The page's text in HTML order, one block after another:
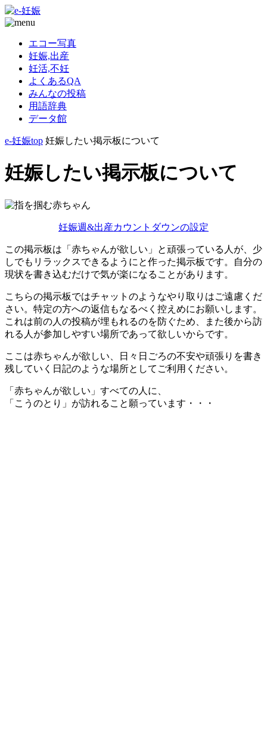
エコー写真
妊娠,出産
妊活,不妊
よくあるQA
みんなの投稿
用語辞典
データ館
e-妊娠top 妊娠したい掲示板について
妊娠したい掲示板について
妊娠週&出産カウントダウンの設定
この掲示板は「赤ちゃんが欲しい」と頑張っている人が、少
しでもリラックスできるようにと作った掲示板です。自分の
現状を書き込むだけで気が楽になることがあります。
こちらの掲示板ではチャットのようなやり取りはご遠慮くだ
さい。特定の方への返信もなるべく控えめにお願いします。
これは前の人の投稿が埋もれるのを防ぐため、また後から訪
れる人が参加しやすい場所であって欲しいからです。
ここは赤ちゃんが欲しい、日々日ごろの不安や頑張りを書き
残していく日記のような場所としてご利用ください。
「赤ちゃんが欲しい」すべての人に、
「こうのとり」が訪れること願っています・・・